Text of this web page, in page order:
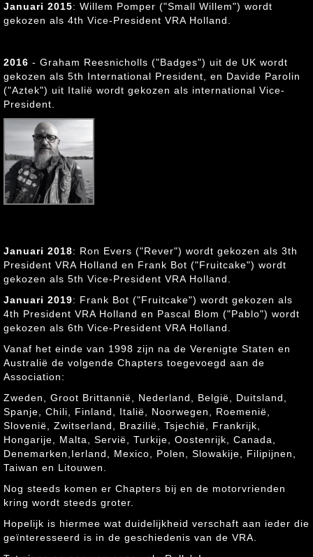
Januari 2015: Willem Pomper ("Small Willem") wordt
gekozen als 4th Vice-President VRA Holland.
2016 - Graham Reesnicholls ("Badges") uit de UK wordt
gekozen als 5th International President, en Davide Parolin
("Aztek") uit Italië wordt gekozen als international Vice-
President.
Januari 2018: Ron Evers ("Rever") wordt gekozen als 3th
President VRA Holland en Frank Bot ("Fruitcake") wordt
gekozen als 5th Vice-President VRA Holland.
Januari 2019: Frank Bot ("Fruitcake") wordt gekozen als
4th President VRA Holland en Pascal Blom ("Pablo") wordt
gekozen als 6th Vice-President VRA Holland.
Vanaf het einde van 1998 zijn na de Verenigte Staten en
Australië de volgende Chapters toegevoegd aan de
Association:
Zweden, Groot Brittannië, Nederland, België, Duitsland,
Spanje, Chili, Finland, Italië, Noorwegen, Roemenië,
Slovenië, Zwitserland, Brazilië, Tsjechië, Frankrijk,
Hongarije, Malta, Servië, Turkije, Oostenrijk, Canada,
Denemarken,Ierland, Mexico, Polen, Slowakije, Filipijnen,
Taiwan en Litouwen.
Nog steeds komen er Chapters bij en de motorvrienden
kring wordt steeds groter.
Hopelijk is hiermee wat duidelijkheid verschaft aan ieder die
geïnteresseerd is in de geschiedenis van de VRA.